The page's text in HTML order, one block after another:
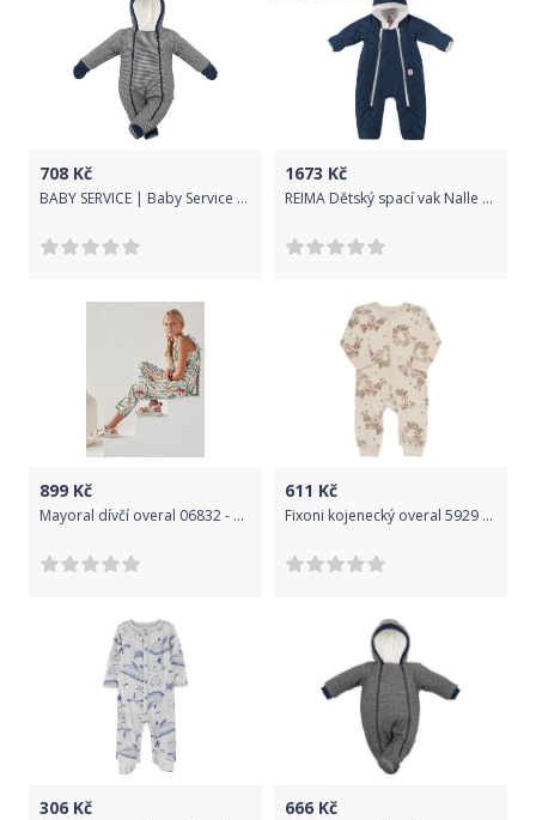
708 Kč
BABY SERVICE | Baby Service Retro | Zimní kojenecká kombinéza s kapucí a rukavicemi Baby Service Retro | Šedá | 68 (4-6m)
1673 Kč
REIMA Dětský spací vak Nalle - navy 74/80
899 Kč
Mayoral dívčí overal 06832 - 003 Velikost: 128
611 Kč
Fixoni kojenecký overal 5929 - 267 Velikost: 50
306 Kč 666 Kč